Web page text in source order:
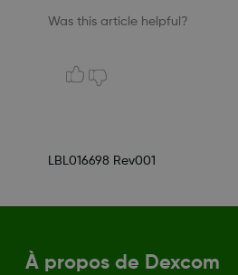
Was this article helpful?
LBL016698 Rev001
À propos de Dexcom